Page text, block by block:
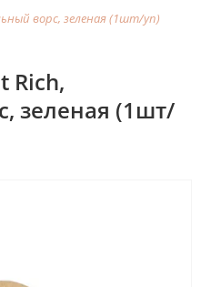
ворс, зеленая (1шт/уп)
Rich,
зеленая (1шт/